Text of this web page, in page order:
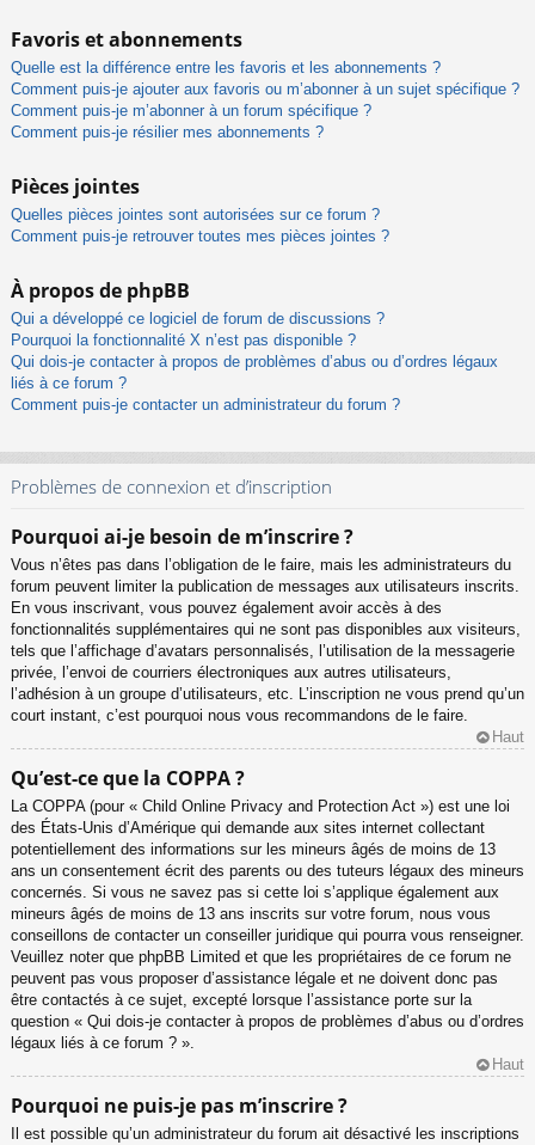
Favoris et abonnements
Quelle est la différence entre les favoris et les abonnements ?
Comment puis-je ajouter aux favoris ou m’abonner à un sujet spécifique ?
Comment puis-je m’abonner à un forum spécifique ?
Comment puis-je résilier mes abonnements ?
Pièces jointes
Quelles pièces jointes sont autorisées sur ce forum ?
Comment puis-je retrouver toutes mes pièces jointes ?
À propos de phpBB
Qui a développé ce logiciel de forum de discussions ?
Pourquoi la fonctionnalité X n’est pas disponible ?
Qui dois-je contacter à propos de problèmes d’abus ou d’ordres légaux
liés à ce forum ?
Comment puis-je contacter un administrateur du forum ?
Problèmes de connexion et d’inscription
Pourquoi ai-je besoin de m’inscrire ?
Vous n’êtes pas dans l’obligation de le faire, mais les administrateurs du
forum peuvent limiter la publication de messages aux utilisateurs inscrits.
En vous inscrivant, vous pouvez également avoir accès à des
fonctionnalités supplémentaires qui ne sont pas disponibles aux visiteurs,
tels que l’affichage d’avatars personnalisés, l’utilisation de la messagerie
privée, l’envoi de courriers électroniques aux autres utilisateurs,
l’adhésion à un groupe d’utilisateurs, etc. L’inscription ne vous prend qu’un
court instant, c’est pourquoi nous vous recommandons de le faire.
Haut
Qu’est-ce que la COPPA ?
La COPPA (pour « Child Online Privacy and Protection Act ») est une loi
des États-Unis d’Amérique qui demande aux sites internet collectant
potentiellement des informations sur les mineurs âgés de moins de 13
ans un consentement écrit des parents ou des tuteurs légaux des mineurs
concernés. Si vous ne savez pas si cette loi s’applique également aux
mineurs âgés de moins de 13 ans inscrits sur votre forum, nous vous
conseillons de contacter un conseiller juridique qui pourra vous renseigner.
Veuillez noter que phpBB Limited et que les propriétaires de ce forum ne
peuvent pas vous proposer d’assistance légale et ne doivent donc pas
être contactés à ce sujet, excepté lorsque l’assistance porte sur la
question « Qui dois-je contacter à propos de problèmes d’abus ou d’ordres
légaux liés à ce forum ? ».
Haut
Pourquoi ne puis-je pas m’inscrire ?
Il est possible qu’un administrateur du forum ait désactivé les inscriptions